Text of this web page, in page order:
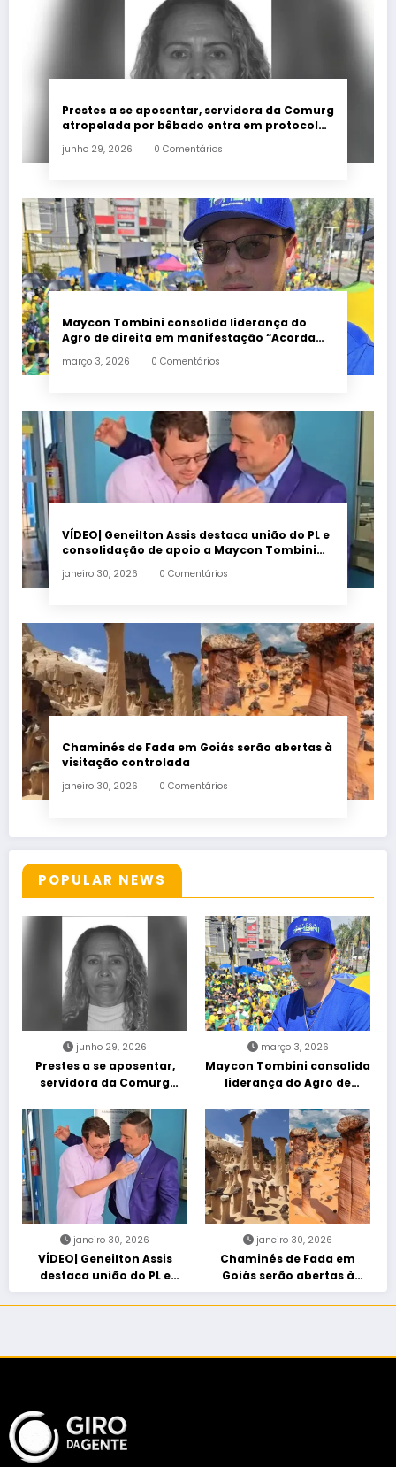
Prestes a se aposentar, servidora da Comurg
atropelada por bêbado entra em protocolo
junho 29, 2026 0 Comentários
Maycon Tombini consolida liderança do
Agro de direita em manifestação “Acorda
março 3, 2026 0 Comentários
VÍDEO| Geneilton Assis destaca união do PL e
consolidação de apoio a Maycon Tombini
janeiro 30, 2026 0 Comentários
Chaminés de Fada em Goiás serão abertas à
visitação controlada
janeiro 30, 2026 0 Comentários
POPULAR NEWS
junho 29, 2026
Prestes a se aposentar,
servidora da Comurg
entra em protocolo de
morte encefálica
março 3, 2026
Maycon Tombini consolida
liderança do Agro de
“Acorda Brasil” em Goiânia
janeiro 30, 2026
VÍDEO| Geneilton Assis
destaca união do PL e
consolidação de apoio a
Maycon Tombini em Jataí
janeiro 30, 2026
Chaminés de Fada em
Goiás serão abertas à
visitação controlada